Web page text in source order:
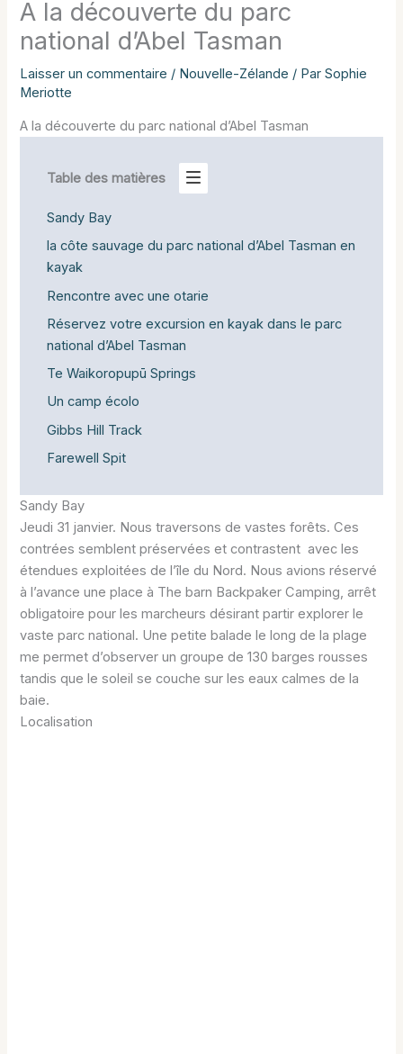
A la découverte du parc
national d’Abel Tasman
Laisser un commentaire / Nouvelle-Zélande / ParSophie
Meriotte
A la découverte du parc national d’Abel Tasman
Table des matières
Sandy Bay
la côte sauvage du parc national d’Abel Tasman en
kayak
Rencontre avec une otarie
Réservez votre excursion en kayak dans le parc
national d’Abel Tasman
Te Waikoropupū Springs
Un camp écolo
Gibbs Hill Track
Farewell Spit
Sandy Bay
Jeudi 31 janvier. Nous traversons de vastes forêts. Ces
contrées semblent préservées et contrastent avec les
étendues exploitées de l’île du Nord. Nous avions réservé
à l’avance une place à The barn Backpaker Camping, arrêt
obligatoire pour les marcheurs désirant partir explorer le
vaste parc national. Une petite balade le long de la plage
me permet d’observer un groupe de 130 barges rousses
tandis que le soleil se couche sur les eaux calmes de la
baie.
Localisation